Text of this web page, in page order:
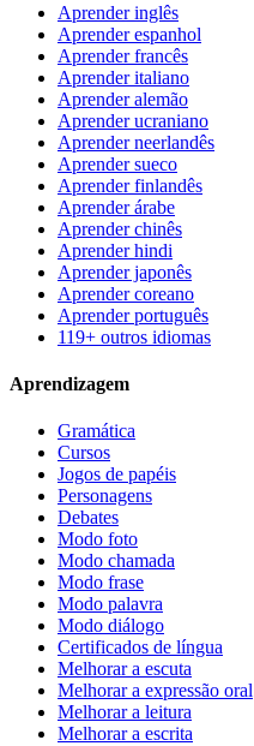
Aprender inglês
Aprender espanhol
Aprender francês
Aprender italiano
Aprender alemão
Aprender ucraniano
Aprender neerlandês
Aprender sueco
Aprender finlandês
Aprender árabe
Aprender chinês
Aprender hindi
Aprender japonês
Aprender coreano
Aprender português
119+ outros idiomas
Aprendizagem
Gramática
Cursos
Jogos de papéis
Personagens
Debates
Modo foto
Modo chamada
Modo frase
Modo palavra
Modo diálogo
Certificados de língua
Melhorar a escuta
Melhorar a expressão oral
Melhorar a leitura
Melhorar a escrita